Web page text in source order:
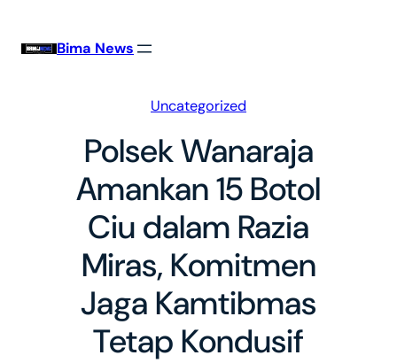
Bima News
Uncategorized
Polsek Wanaraja
Amankan 15 Botol
Ciu dalam Razia
Miras, Komitmen
Jaga Kamtibmas
Tetap Kondusif